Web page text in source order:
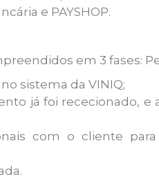
e PAYSHOP.
em 3 fases:
sistema da VINIQ;
já foi rececionado,
com o cliente